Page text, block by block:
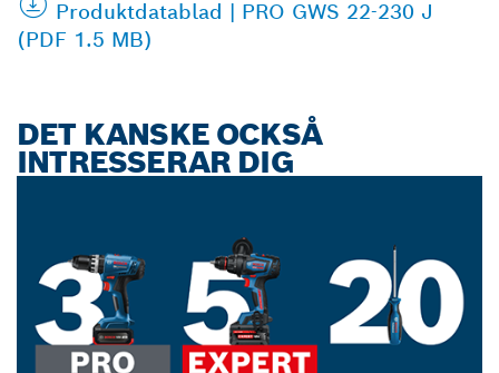
Produktdatablad | PRO GWS 22-230 J
(PDF 1.5 MB)
DET KANSKE OCKSÅ
INTRESSERAR DIG